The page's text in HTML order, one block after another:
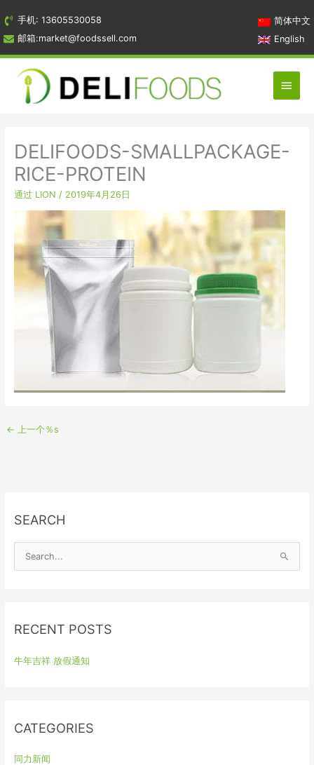
到
内
容
手机: 13605530058
邮箱:market@foodssell.com
简体中文
English
主
菜
DELIFOODS-SMALLPACKAGE-
RICE-PROTEIN
通过 LION / 2019年4月26日
← 上一个％s
SEARCH
c
f
RECENT POSTS
牛年吉祥 放假通知
CATEGORIES
同力新闻